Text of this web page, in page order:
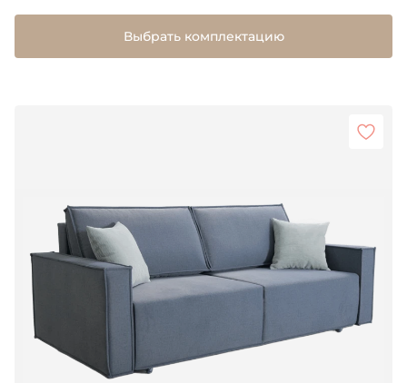
Выбрать комплектацию